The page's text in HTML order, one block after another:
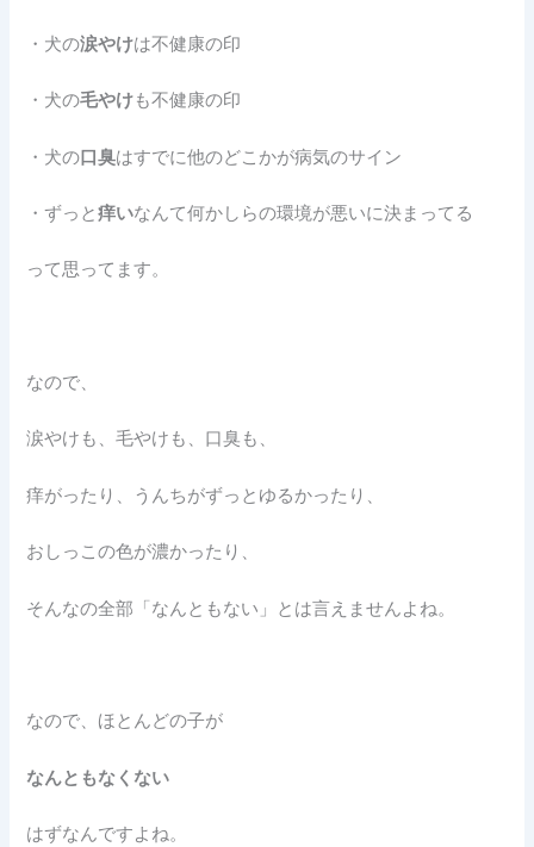
・犬の涙やけは不健康の印
・犬の毛やけも不健康の印
・犬の口臭はすでに他のどこかが病気のサイン
・ずっと痒いなんて何かしらの環境が悪いに決まってる
って思ってます。
なので、
涙やけも、毛やけも、口臭も、
痒がったり、うんちがずっとゆるかったり、
おしっこの色が濃かったり、
そんなの全部「なんともない」とは言えませんよね。
なので、ほとんどの子が
なんともなくない
はずなんですよね。